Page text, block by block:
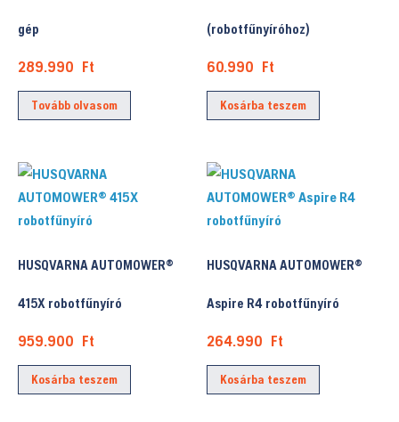
gép
289.990 Ft
Tovább olvasom
(robotfűnyíróhoz)
60.990 Ft
Kosárba teszem
HUSQVARNA AUTOMOWER®
415X robotfűnyíró
959.900 Ft
Kosárba teszem
HUSQVARNA AUTOMOWER®
Aspire R4 robotfűnyíró
264.990 Ft
Kosárba teszem